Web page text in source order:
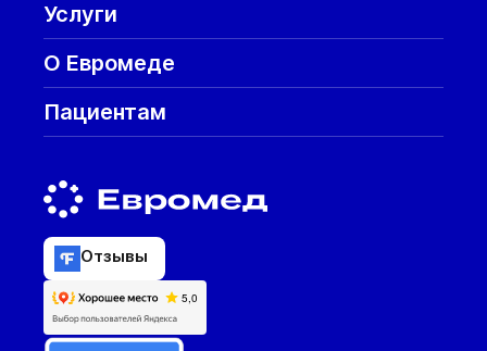
Услуги
О Евромеде
Пациентам
Отзывы